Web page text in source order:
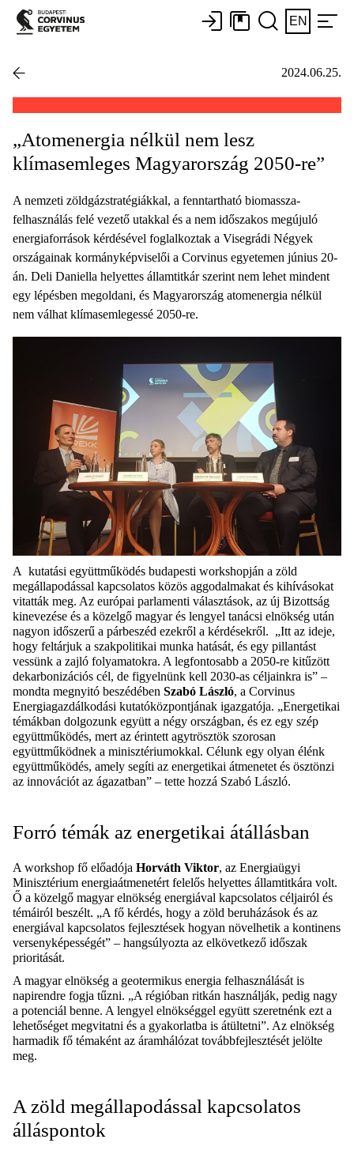
EN
2024.06.25.
„Atomenergia nélkül nem lesz
klímasemleges Magyarország 2050-re”
A nemzeti zöldgázstratégiákkal, a fenntartható biomassza-
felhasználás felé vezető utakkal és a nem időszakos megújuló
energiaforrások kérdésével foglalkoztak a Visegrádi Négyek
országainak kormányképviselői a Corvinus egyetemen június 20-
án. Deli Daniella helyettes államtitkár szerint nem lehet mindent
egy lépésben megoldani, és Magyarország atomenergia nélkül
nem válhat klímasemlegessé 2050-re.
A kutatási együttműködés budapesti workshopján a zöld
megállapodással kapcsolatos közös aggodalmakat és kihívásokat
vitatták meg. Az európai parlamenti választások, az új Bizottság
kinevezése és a közelgő magyar és lengyel tanácsi elnökség után
nagyon időszerű a párbeszéd ezekről a kérdésekről. „Itt az ideje,
hogy feltárjuk a szakpolitikai munka hatását, és egy pillantást
vessünk a zajló folyamatokra. A legfontosabb a 2050-re kitűzött
dekarbonizációs cél, de figyelnünk kell 2030-as céljainkra is” –
mondta megnyitó beszédében Szabó László, a Corvinus
Energiagazdálkodási kutatóközpontjának igazgatója. „Energetikai
témákban dolgozunk együtt a négy országban, és ez egy szép
együttműködés, mert az érintett agytrösztök szorosan
együttműködnek a minisztériumokkal. Célunk egy olyan élénk
együttműködés, amely segíti az energetikai átmenetet és ösztönzi
az innovációt az ágazatban” – tette hozzá Szabó László.
Forró témák az energetikai átállásban
A workshop fő előadója Horváth Viktor, az Energiaügyi
Minisztérium energiaátmenetért felelős helyettes államtitkára volt.
Ő a közelgő magyar elnökség energiával kapcsolatos céljairól és
témáiról beszélt. „A fő kérdés, hogy a zöld beruházások és az
energiával kapcsolatos fejlesztések hogyan növelhetik a kontinens
versenyképességét” – hangsúlyozta az elkövetkező időszak
prioritását.
A magyar elnökség a geotermikus energia felhasználását is
napirendre fogja tűzni. „A régióban ritkán használják, pedig nagy
a potenciál benne. A lengyel elnökséggel együtt szeretnénk ezt a
lehetőséget megvitatni és a gyakorlatba is átültetni”. Az elnökség
harmadik fő témaként az áramhálózat továbbfejlesztését jelölte
meg.
A zöld megállapodással kapcsolatos
álláspontok